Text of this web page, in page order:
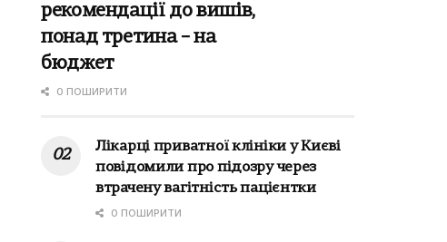
рекомендації до вишів,
понад третина – на
бюджет
0 ПОШИРИТИ
Лікарці приватної клініки у Києві
повідомили про підозру через
втрачену вагітність пацієнтки
0 ПОШИРИТИ